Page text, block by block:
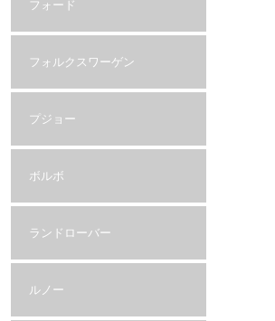
フォード
フォルクスワーゲン
プジョー
ボルボ
ランドローバー
ルノー